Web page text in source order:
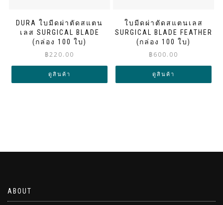
DURA ใบมีดผ่าตัดสแตน
เลส SURGICAL BLADE
(กล่อง 100 ใบ)
฿220.00
ดูสินค้า
ใบมีดผ่าตัดสแตนเลส
SURGICAL BLADE FEATHER
(กล่อง 100 ใบ)
฿600.00
ดูสินค้า
ABOUT